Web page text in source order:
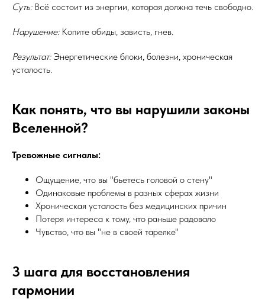
Суть:Всё состоит из энергии, которая должна течь свободно.
Нарушение:Копите обиды, зависть, гнев.
Результат:Энергетические блоки, болезни, хроническая
усталость.
Как понять, что вы нарушили законы
Вселенной?
Тревожные сигналы:
Ощущение, что вы "бьетесь головой о стену"
Одинаковые проблемы в разных сферах жизни
Хроническая усталость без медицинских причин
Потеря интереса к тому, что раньше радовало
Чувство, что вы "не в своей тарелке"
3 шага для восстановления
гармонии